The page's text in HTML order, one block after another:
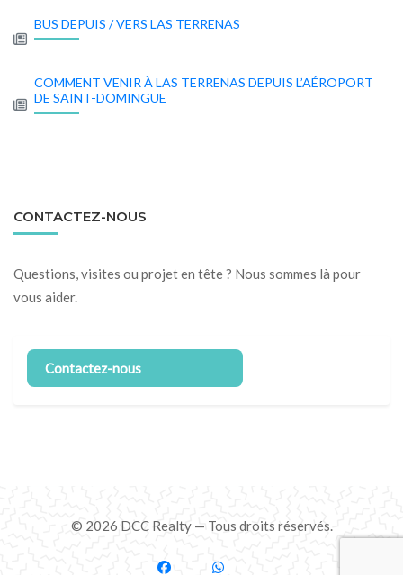
BUS DEPUIS / VERS LAS TERRENAS
COMMENT VENIR À LAS TERRENAS DEPUIS L’AÉROPORT
DE SAINT-DOMINGUE
CONTACTEZ-NOUS
Questions, visites ou projet en tête ? Nous sommes là pour
vous aider.
Contactez-nous
© 2026 DCC Realty — Tous droits réservés.